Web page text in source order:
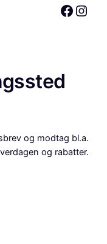
Facebook Instagram
og modtag bl.a.
og rabatter.